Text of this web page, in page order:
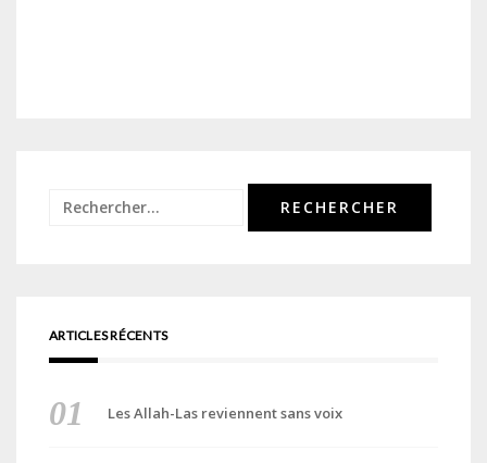
Rechercher :
ARTICLES RÉCENTS
Les Allah-Las reviennent sans voix